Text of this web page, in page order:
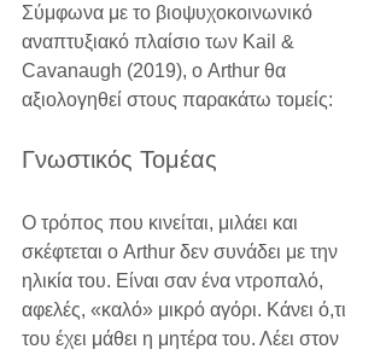
Σύμφωνα με το βιοψυχοκοινωνικό
αναπτυξιακό πλαίσιο των Kail &
Cavanaugh (2019), ο Arthur θα
αξιολογηθεί στους παρακάτω τομείς:
Γνωστικός Τομέας
Ο τρόπος που κινείται, μιλάει και
σκέφτεται ο Arthur δεν συνάδει με την
ηλικία του. Είναι σαν ένα ντροπαλό,
αφελές, «καλό» μικρό αγόρι. Κάνει ό,τι
του έχει μάθει η μητέρα του. Λέει στον